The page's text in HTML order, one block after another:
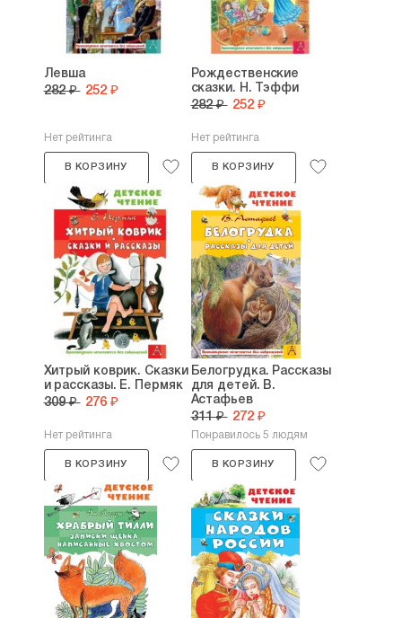
Левша
282 ₽ 252 ₽
Нет рейтинга
В КОРЗИНУ
Рождественские
сказки. Н. Тэффи
282 ₽ 252 ₽
Нет рейтинга
В КОРЗИНУ
Хитрый коврик. Сказки
и рассказы. Е. Пермяк
309 ₽ 276 ₽
Нет рейтинга
В КОРЗИНУ
Белогрудка. Рассказы
для детей. В.
Астафьев
311 ₽ 272 ₽
Понравилось 5 людям
В КОРЗИНУ